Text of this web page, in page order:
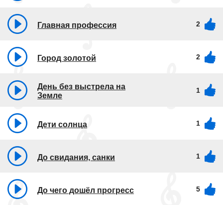
Главная профессия 2
Город золотой 2
День без выстрела на
Земле
1
Дети солнца 1
До свидания, санки 1
До чего дошёл прогресс 5